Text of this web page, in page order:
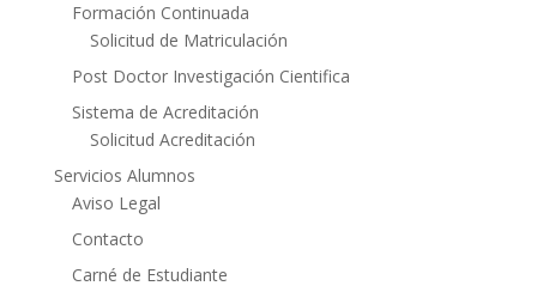
Formación Continuada
Solicitud de Matriculación
Post Doctor Investigación Cientifica
Sistema de Acreditación
Solicitud Acreditación
Servicios Alumnos
Aviso Legal
Contacto
Carné de Estudiante